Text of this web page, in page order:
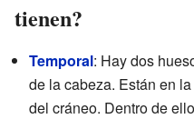
tienen?
Temporal: Hay dos
de la cabeza. Están en
del cráneo. Dentro de